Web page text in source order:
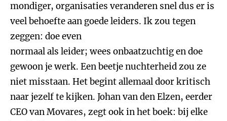
mondiger, organisaties veranderen snel dus er is
veel behoefte aan goede leiders. Ik zou tegen
zeggen: doe even
normaal als leider; wees onbaatzuchtig en doe
gewoon je werk. Een beetje nuchterheid zou ze
niet misstaan. Het begint allemaal door kritisch
naar jezelf te kijken. Johan van den Elzen, eerder
CEO van Movares, zegt ook in het boek: bij elke